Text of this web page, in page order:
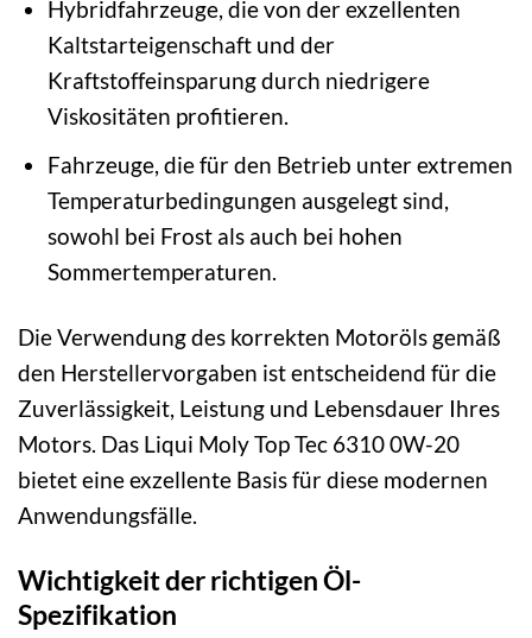
Hybridfahrzeuge, die von der exzellenten
Kaltstarteigenschaft und der
Kraftstoffeinsparung durch niedrigere
Viskositäten profitieren.
Fahrzeuge, die für den Betrieb unter extremen
Temperaturbedingungen ausgelegt sind,
sowohl bei Frost als auch bei hohen
Sommertemperaturen.
Die Verwendung des korrekten Motoröls gemäß
den Herstellervorgaben ist entscheidend für die
Zuverlässigkeit, Leistung und Lebensdauer Ihres
Motors. Das Liqui Moly Top Tec 6310 0W-20
bietet eine exzellente Basis für diese modernen
Anwendungsfälle.
Wichtigkeit der richtigen Öl-
Spezifikation